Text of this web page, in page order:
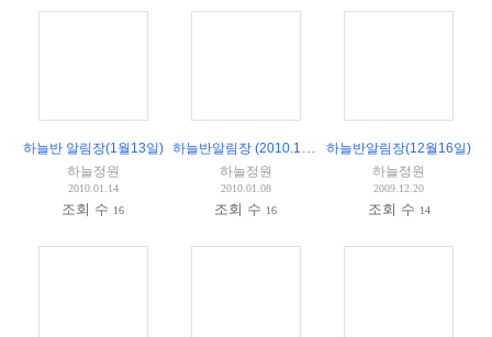
하늘반 알림장(1월13일)
하늘정원
2010.01.14
조회 수 16
하늘정원
2010.01.08
조회 수 16
하늘반알림장(12월16일)
하늘정원
2009.12.20
조회 수 14